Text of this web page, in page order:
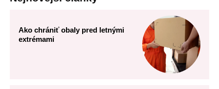
Ako chrániť obaly pred letnými
extrémami